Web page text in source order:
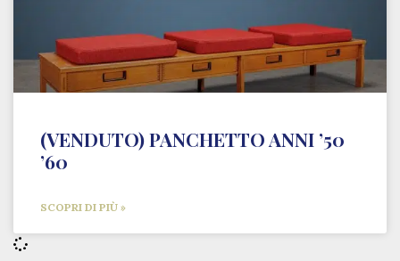
(VENDUTO) PANCHETTO ANNI ’50
’60
SCOPRI DI PIÙ »